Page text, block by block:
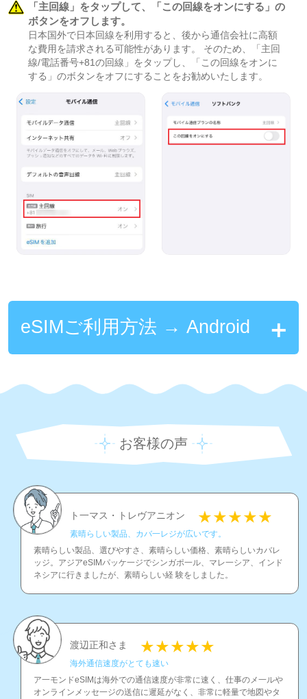
「主回線」をタップして、「この回線をオンにする」の
ボタンをオフします。
日本国外で日本回線を利用すると、後から通信会社に高額
な費用を請求される可能性があります。 そのため、「主回
線/電話番号+81の回線」をタップし、「この回線をオンに
する」のボタンをオフにすることをお勧めいたします。
eSIMご利用方法 → Android
お客様の声
ト一マス・トレヴアニオン
素晴らしい製品、カバ一レジが広いです。
素晴らしい製品、選びやすさ、素晴らしい価格、素晴らしいカバレ
ッジ。アジアeSIMパッケ一ジでシンガポ一ル、マレ一シア、インド
ネシアに行きましたが、素晴らしい経 験をしました。
渡辺正和さま
海外通信速度がとても速い
ア一モンドeSIMは海外での通信速度が非常に速く、仕事のメ一ルや
オンラインメッセ一ジの送信に遲延がなく、非常に軽量で地図やタ